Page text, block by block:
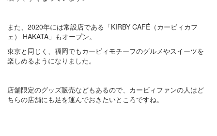
また、2020年には常設店である「KIRBY CAFÉ（カービィカフ
ェ） HAKATA」もオープン。
東京と同じく、福岡でもカービィモチーフのグルメやスイーツを
楽しめるようになりました。
店舗限定のグッズ販売などもあるので、カービィファンの人はど
ちらの店舗にも足を運んでおきたいところですね。